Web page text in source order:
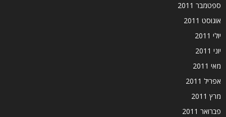
ספטמבר 2011
אוגוסט 2011
יולי 2011
יוני 2011
מאי 2011
אפריל 2011
מרץ 2011
פברואר 2011